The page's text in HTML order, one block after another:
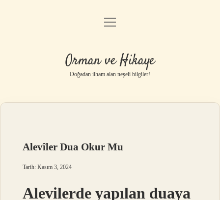
Anasayfa
Yasal Uyarı
menüyü
Orman ve Hikaye
Doğadan ilham alan neşeli bilgiler!
Alevîler Dua Okur Mu
Tarih: Kasım 3, 2024
Alevilerde yapılan duaya